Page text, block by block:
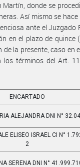
donde se
Así mismo se
ante el Juzgado
en el plazo de quince
la presente, caso en
los términos del Art.
ENCARTADO
ALEJANDRA DNI N°
ELISEO ISRAEL CI N°
2
SERENA DNI N°